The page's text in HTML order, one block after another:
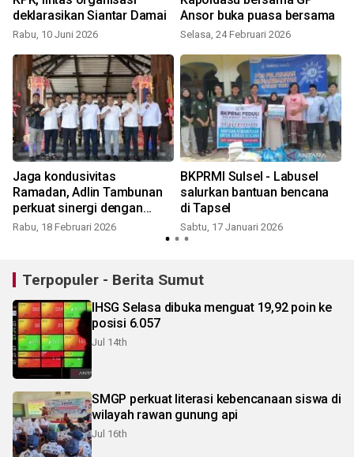
deklarasikan Siantar Damai
Rabu, 10 Juni 2026
Ansor buka puasa bersama
Selasa, 24 Februari 2026
Jaga kondusivitas
Ramadan, Adlin Tambunan
perkuat sinergi dengan
Polda Sumut
Rabu, 18 Februari 2026
BKPRMI Sulsel - Labusel
salurkan bantuan bencana
di Tapsel
Sabtu, 17 Januari 2026
Terpopuler - Berita Sumut
IHSG Selasa dibuka menguat 19,92 poin ke
posisi 6.057
Jul 14th
SMGP perkuat literasi kebencanaan siswa di
wilayah rawan gunung api
Jul 16th